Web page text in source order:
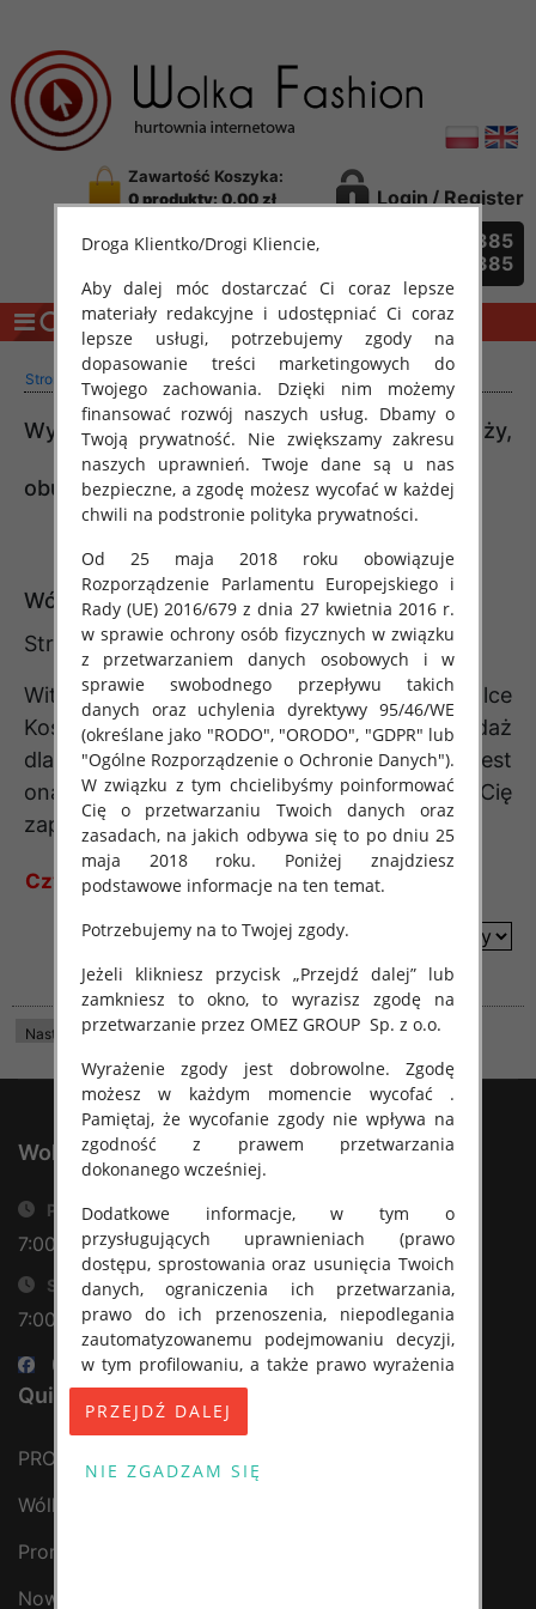
Zawartość Koszyka:
0 produkty: 0.00 zł
Szukaj
Login/ Register
729 437 385
729 437 385
CATEGORY
Strona główna Promocje
Wyjątkowe promocje w hurtowni odzieży,
obuwia i bielizny - Wólka Kosowska!
Wólka Kosowska
Strony:www.wolkafashion.pl
Witaj! Czy wiesz, że w Wólce
Kosowskiej zawsze mamy specjalną wyprzedaż
dla naszych cennych klientów? Tym razem jest
ona szczególnie atrakcyjna i chcielibyśmy Cię
zaprosić, abyś z nami do niej dołączył!
Na tej wyprzedaży czeka wiele ciekawych
propozycji w promocyjnych cenach, które na
pewno Cię zainteresują. Mamy wiele produktów
w kategorii odzieży, obuwia i dodatków, a także
różnego rodzaju sprzętu sportowego.
pewno znajdziesz coś dla siebie.
Jesteśmy pewni, że w naszym sklepie
znajdziesz wiele wyjątkowych i oryginalnych
produktów, które nie są dostępne w innych
sklepach. Ponadto, nasza oferta obejmuje
szeroki wybór produktów dla różnych grup
wiekowych i preferencji stylistycznych.
Dlatego też, jeśli szukasz dobrego interesu i
oryginalnych produktów, zapraszamy Cię do
Wólki Kosowskiej na naszą wyprzedaż.
Czekamy na Ciebie z wieloma atrakcyjnymi
promocjami i zniżkami na nasze produkty.
sklep, aby odkryć, co dla Ciebie
Czytaj więcej
sortuj według
W trakcie aktualizacji
Następna strona Ostatnia Strona
WolkaFashion.PL
Poniedziałek-piątek
7:00 - 16:00
Sobota
7:00 - 14:00
Quick Links
PRODUKTY
Wólka Kosowska
Promocje
Nowości
Droga Klientko/Drogi Kliencie,
Aby dalej móc dostarczać Ci coraz lepsze
materiały redakcyjne i udostępniać Ci coraz
lepsze usługi, potrzebujemy zgody na
dopasowanie treści marketingowych do
Twojego zachowania. Dzięki nim możemy
finansować rozwój naszych usług. Dbamy o
Twoją prywatność. Nie zwiększamy zakresu
naszych uprawnień. Twoje dane są u nas
bezpieczne, a zgodę możesz wycofać w każdej
chwili na podstronie polityka prywatności.
Od 25 maja 2018 roku obowiązuje
Rozporządzenie Parlamentu Europejskiego i
Rady (UE) 2016/679 z dnia 27 kwietnia 2016 r.
w sprawie ochrony osób fizycznych w związku
z przetwarzaniem danych osobowych i w
sprawie swobodnego przepływu takich
danych oraz uchylenia dyrektywy 95/46/WE
(określane jako "RODO", "ORODO", "GDPR" lub
"Ogólne Rozporządzenie o Ochronie Danych").
W związku z tym chcielibyśmy poinformować
Cię o przetwarzaniu Twoich danych oraz
zasadach, na jakich odbywa się to po dniu 25
maja 2018 roku. Poniżej znajdziesz
podstawowe informacje na ten temat.
Potrzebujemy na to Twojej zgody.
Jeżeli klikniesz przycisk „Przejdź dalej” lub
zamkniesz to okno, to wyrazisz zgodę na
przetwarzanie przez OMEZ GROUP Sp. z o.o.
Wyrażenie zgody jest dobrowolne. Zgodę
możesz w każdym momencie wycofać .
Pamiętaj, że wycofanie zgody nie wpływa na
zgodność z prawem przetwarzania
dokonanego wcześniej.
Dodatkowe informacje, w tym o
przysługujących uprawnieniach (prawo
dostępu, sprostowania oraz usunięcia Twoich
danych, ograniczenia ich przetwarzania,
prawo do ich przenoszenia, niepodlegania
zautomatyzowanemu podejmowaniu decyzji,
w tym profilowaniu, a także prawo wyrażenia
sprzeciwu wobec przetwarzania Twoich
danych osobowych) znajdziesz w Polityce
prywatności.
---------------------------------------------------